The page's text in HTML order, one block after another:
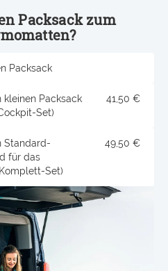
Packsack zum
Packsack
kleinen Packsack
Set)
41,50 €
Standard-
für das
Set)
49,50 €